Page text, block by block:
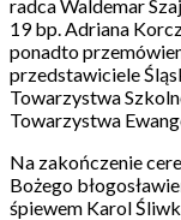
radca Waldemar
19 bp. Adriana
ponadto
przedstawiciele
Towarzystwa
Towarzystwa
Na zakończenie
Bożego
śpiewem Karol